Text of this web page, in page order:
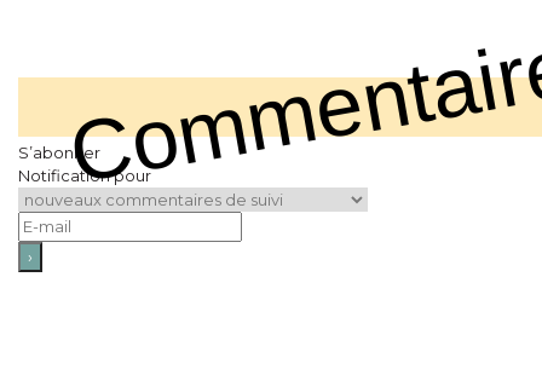
S’abonner
Notification pour